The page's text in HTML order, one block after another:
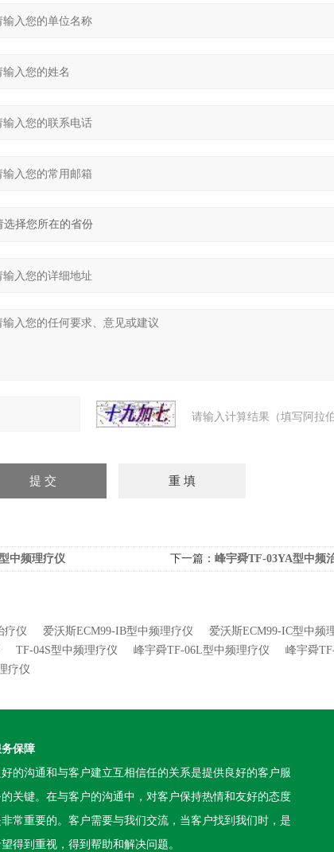
请输入计算结果（填写阿拉
中频理疗仪 下一篇： 峰宇舜TF-03YA型中频
疗仪 爱沃斯ECM99-IB型中频理疗仪 爱沃斯ECM99-IC型中频
TF-04S型中频理疗仪 峰宇舜TF-06L型中频理疗仪 峰宇舜
疗仪
务保障
好的沟通和与客户建立互相信任的关系是提供良好的客户服
关键。在与客户的沟通中，对客户保持热情和友好的态度
常重要的。客户需要与我们交流，当客户找到我们时，是
得到重视，得到帮助和解决问题。